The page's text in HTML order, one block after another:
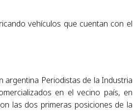
vehículos que cuentan con el
argentina Periodistas de la Industria
en el vecino país, en
las dos primeras posiciones de la